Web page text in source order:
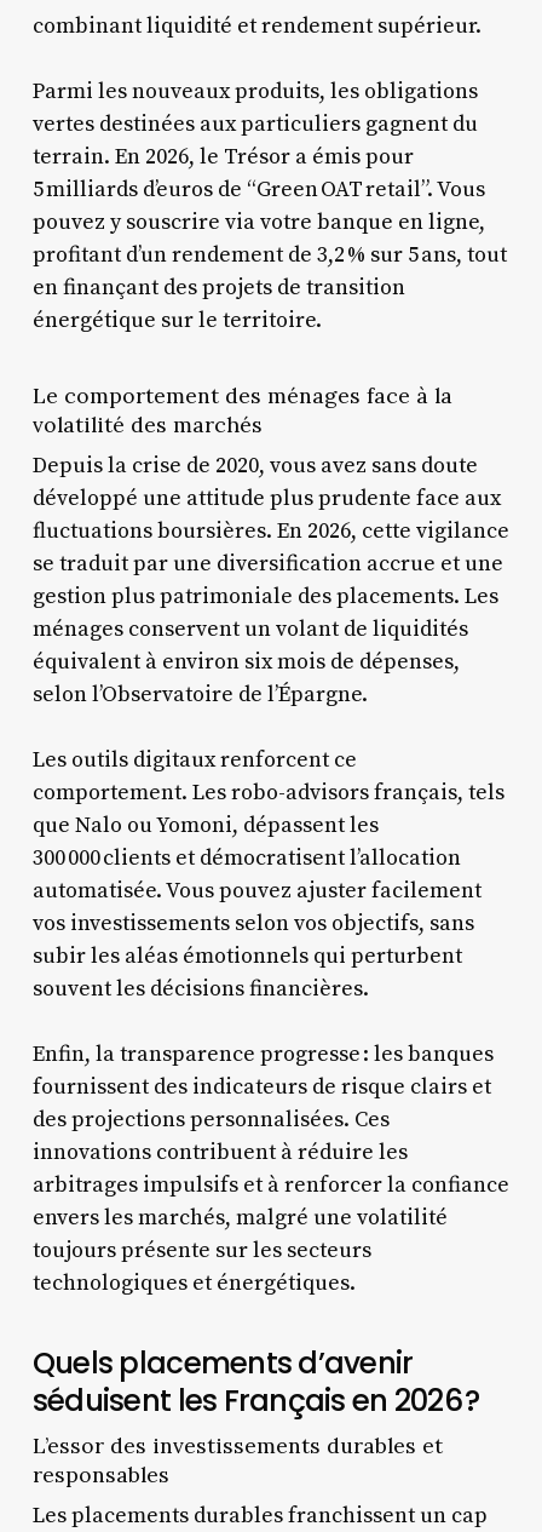
combinant liquidité et rendement supérieur.
Parmi les nouveaux produits, les obligations
vertes destinées aux particuliers gagnent du
terrain. En 2026, le Trésor a émis pour
5 milliards d’euros de “Green OAT retail”. Vous
pouvez y souscrire via votre banque en ligne,
profitant d’un rendement de 3,2 % sur 5 ans, tout
en finançant des projets de transition
énergétique sur le territoire.
Le comportement des ménages face à la
volatilité des marchés
Depuis la crise de 2020, vous avez sans doute
développé une attitude plus prudente face aux
fluctuations boursières. En 2026, cette vigilance
se traduit par une diversification accrue et une
gestion plus patrimoniale des placements. Les
ménages conservent un volant de liquidités
équivalent à environ six mois de dépenses,
selon l’Observatoire de l’Épargne.
Les outils digitaux renforcent ce
comportement. Les robo-advisors français, tels
que Nalo ou Yomoni, dépassent les
300 000 clients et démocratisent l’allocation
automatisée. Vous pouvez ajuster facilement
vos investissements selon vos objectifs, sans
subir les aléas émotionnels qui perturbent
souvent les décisions financières.
Enfin, la transparence progresse : les banques
fournissent des indicateurs de risque clairs et
des projections personnalisées. Ces
innovations contribuent à réduire les
arbitrages impulsifs et à renforcer la confiance
envers les marchés, malgré une volatilité
toujours présente sur les secteurs
technologiques et énergétiques.
Quels placements d’avenir
séduisent les Français en 2026 ?
L’essor des investissements durables et
responsables
Les placements durables franchissent un cap